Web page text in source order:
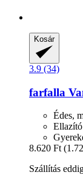
Kosár
3.9 (34)
farfalla
Édes,
Ellazító
8.620 Ft
Szállítás